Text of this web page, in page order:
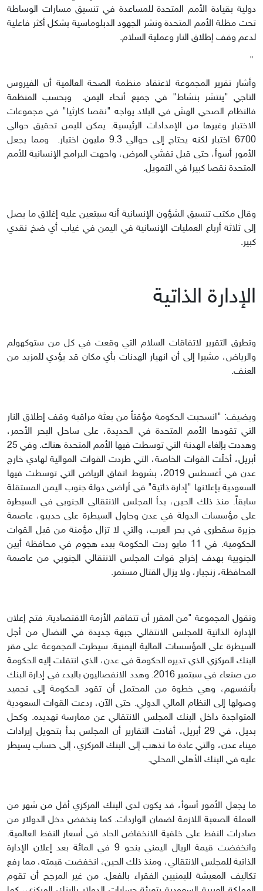
دولية بقيادة الأمم المتحدة للمساعدة في تنسيق مسارات الوساطة
تحت مظلة الأمم المتحدة ونشر الجهود الدبلوماسية بشكل أكثر فاعلية
لدعم وقف إطلاق النار وعملية السلام.
"
وأشار تقرير المجموعة لاعتقاد منظمة الصحة العالمية أن الفيروس
التاجي "ينتشر بنشاط" في جميع أنحاء اليمن. وبحسب المنظمة
فالنظام الصحي الهش في البلاد يواجه "نقصا كارثيا" في مجموعات
الاختبار وغيرها من الإمدادات الرئيسية. يمكن لليمن تحقيق حوالي
6700 اختبار لكنه يحتاج إلى حوالي 9.3 مليون اختبار. ومما يجعل
الأمور أسوأ، حتى قبل تفشي المرض، واجهت البرامج الإنسانية للأمم
المتحدة نقصا كبيرا في التمويل.
وقال مكتب تنسيق الشؤون الإنسانية أنه سيتعين عليه إغلاق ما يصل
إلى ثلاثة أرباع العمليات الإنسانية في اليمن في غياب أي ضخ نقدي
كبير.
الإدارة الذاتية
وتطرق التقرير لاتفاقات السلام التي وقعت في كل من ستوكهولم
والرياض، مشيرا إلى أن انهيار الهدنات بأي مكان قد يؤدي للمزيد من
العنف.
ويضيف: "انسحبت الحكومة مؤقتاً من بعثة مراقبة وقف إطلاق النار
التي تقودها الأمم المتحدة في الحديدة، على ساحل البحر الأحمر،
وهددت بإلغاء الهدنة التي توسطت فيها الأمم المتحدة هناك. وفي 25
أبريل، أخلّت القوات الخاصة، التي طردت القوات الموالية لهادي خارج
عدن في أغسطس 2019، بشروط اتفاق الرياض التي توسطت فيها
السعودية بإعلانها "إدارة ذاتية" في أراضي دولة جنوب اليمن المستقلة
سابقاً. منذ ذلك الحين، بدأ المجلس الانتقالي الجنوبي في السيطرة
على مؤسسات الدولة في عدن وحاول السيطرة على حديبو، عاصمة
جزيرة سقطرى في بحر العرب، والتي لا تزال مؤمنة من قبل القوات
الحكومية. في 11 مايو ردت الحكومة ببدء هجوم في محافظة أبين
الجنوبية بهدف إخراج قوات المجلس الانتقالي الجنوبي من عاصمة
المحافظة، زنجبار، ولا يزال القتال مستمر.
وتقول المجموعة "من المقرر أن تتفاقم الأزمة الاقتصادية. فتح إعلان
الإدارة الذاتية للمجلس الانتقالي جبهة جديدة في النضال من أجل
السيطرة على المؤسسات المالية اليمنية. سيطرت المجموعة على مقر
البنك المركزي الذي تديره الحكومة في عدن، الذي انتقلت إليه الحكومة
من صنعاء في سبتمبر 2016. وهدد الانفصاليون بالبدء في إدارة البنك
بأنفسهم، وهي خطوة من المحتمل أن تقود الحكومة إلى تجميد
وصولها إلى النظام المالي الدولي. حتى الآن، ردعت القوات السعودية
المتواجدة داخل البنك المجلس الانتقالي عن ممارسة تهديده. وكحل
بديل، في 29 أبريل، أفادت التقارير أن المجلس بدأ بتحويل إيرادات
ميناء عدن، والتي عادة ما تذهب إلى البنك المركزي، إلى حساب يسيطر
عليه في البنك الأهلي المحلي.
ما يجعل الأمور أسوأ، قد يكون لدى البنك المركزي أقل من شهر من
العملة الصعبة اللازمة لضمان الواردات. كما ينخفض دخل الدولار من
صادرات النفط على خلفية الانخفاض الحاد في أسعار النفط العالمية.
وانخفضت قيمة الريال اليمني بنحو 9 في المائة بعد إعلان الإدارة
الذاتية للمجلس الانتقالي، ومنذ ذلك الحين، انخفضت قيمته، مما رفع
تكاليف المعيشة لليمنيين الفقراء بالفعل. من غير المرجح أن تقوم